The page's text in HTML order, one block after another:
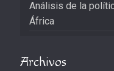
Análisis de la
África
Archivos